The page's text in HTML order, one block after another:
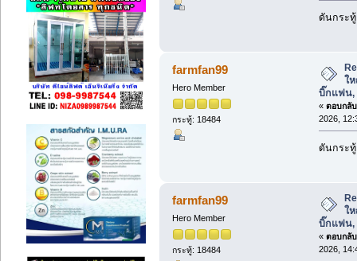
ดันกระ
farmfan99
Hero Member
กระทู้: 18484
ใ
บิ๊กแฟน,
« ตอบกลั
2026,
ดันกระ
farmfan99
Hero Member
กระทู้: 18484
ใ
บิ๊กแฟน,
« ตอบกลั
2026,